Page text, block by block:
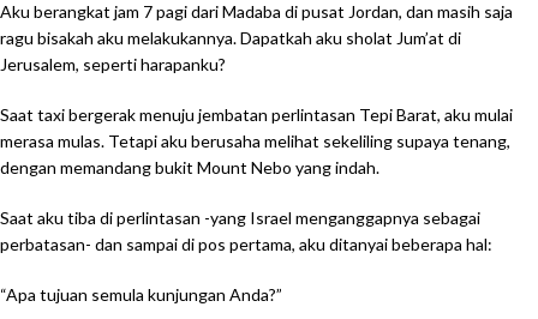
Aku berangkat jam 7 pagi dari Madaba di pusat Jordan, dan masih saja
ragu bisakah aku melakukannya. Dapatkah aku sholat Jum’at di
Jerusalem, seperti harapanku?
Saat taxi bergerak menuju jembatan perlintasan Tepi Barat, aku mulai
merasa mulas. Tetapi aku berusaha melihat sekeliling supaya tenang,
dengan memandang bukit Mount Nebo yang indah.
Saat aku tiba di perlintasan -yang Israel menganggapnya sebagai
perbatasan- dan sampai di pos pertama, aku ditanyai beberapa hal:
“Apa tujuan semula kunjungan Anda?”